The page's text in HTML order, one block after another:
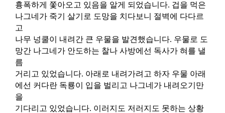
흉폭하게 쫓아오고 있음을 알게 되었습니다. 겁을 먹은
나그네가 죽기 살기로 도망을 치다보니 절벽에 다다르
고
나무 넝쿨이 내려간 큰 우물을 발견했습니다. 우물로 도
망간 나그네가 안도하는 찰나 사방에선 독사가 혀를 낼
름
거리고 있었습니다. 아래로 내려가려고 하자 우물 아래
에선 커다란 독룡이 입을 벌리고 나그네가 내려오기만
을
기다리고 있었습니다. 이러지도 저러지도 못하는 상황